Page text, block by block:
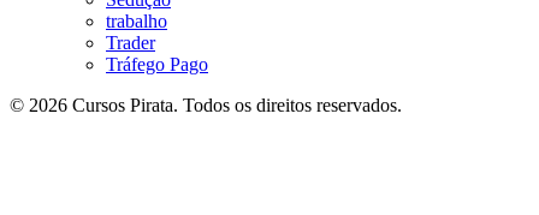
trabalho
Trader
Tráfego Pago
© 2026 Cursos Pirata. Todos os direitos reservados.